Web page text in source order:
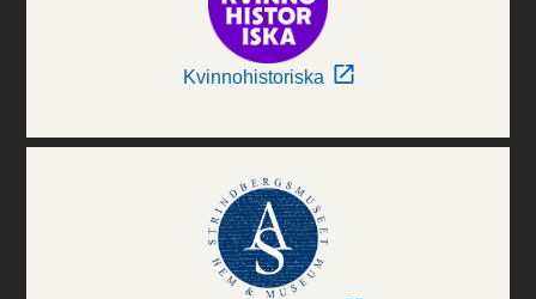
Kvinnohistoriska